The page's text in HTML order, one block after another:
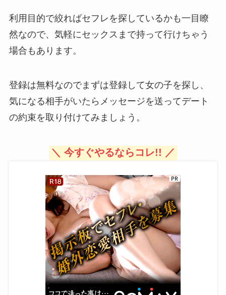
利用目的で絞ればセフレを探しているかも一目瞭
然なので、気軽にセックスまで持って行けちゃう
場合もあります。
登録は無料なのでまずは登録して女の子を探し、
気になる相手がいたらメッセージを送ってデート
の約束を取り付けてみましょう。
＼ 今すぐやるならコレ!! ／